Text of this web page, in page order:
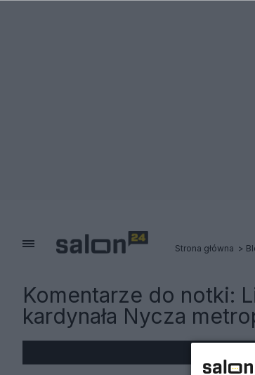
Strona główna
Komentarze do notki:
kardynała Nycza